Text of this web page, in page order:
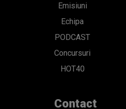
Emisiuni
Echipa
PODCAST
Concursuri
HOT40
Contact